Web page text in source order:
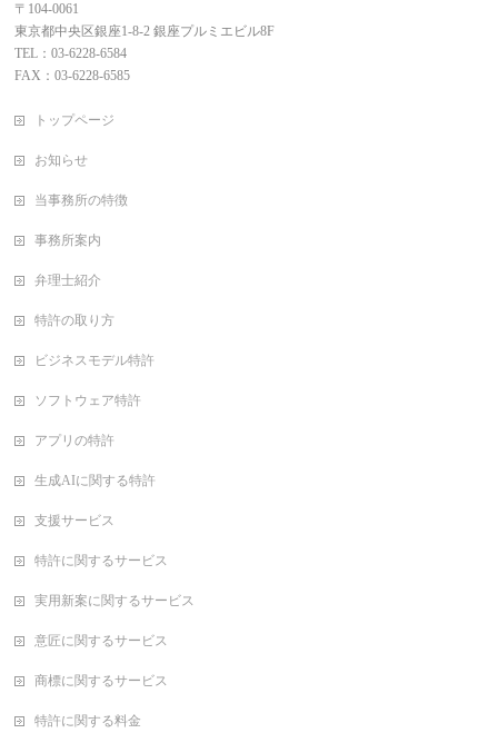
〒104-0061
東京都中央区銀座1-8-2 銀座プルミエビル8F
TEL：03-6228-6584
FAX：03-6228-6585
トップページ
お知らせ
当事務所の特徴
事務所案内
弁理士紹介
特許の取り方
ビジネスモデル特許
ソフトウェア特許
アプリの特許
生成AIに関する特許
支援サービス
特許に関するサービス
実用新案に関するサービス
意匠に関するサービス
商標に関するサービス
特許に関する料金